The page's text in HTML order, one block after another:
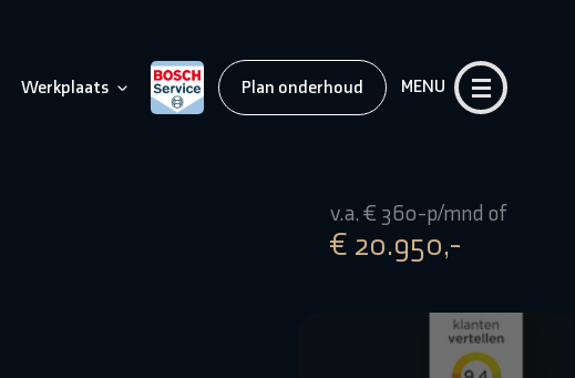
Werkplaats Plan onderhoud MENU
v.a. € 360-p/mnd of
€ 20.950,-